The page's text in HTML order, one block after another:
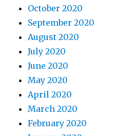
October 2020
September 2020
August 2020
July 2020
June 2020
May 2020
April 2020
March 2020
February 2020